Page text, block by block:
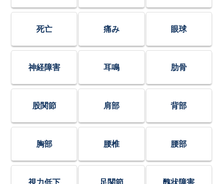
死亡 痛み 眼球
神経障害 耳鳴 肋骨
股関節 肩部 背部
胸部 腰椎 腰部